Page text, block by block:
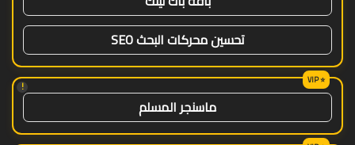
تحسين محركات البحث SEO
!
ماسنجر المسلم